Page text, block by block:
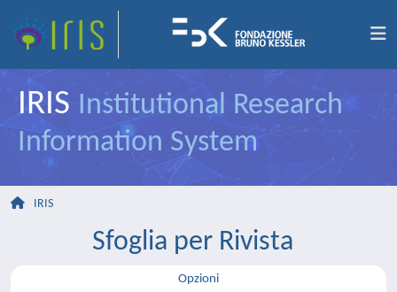
IRIS Institutional Research
Information System
IRIS
Sfoglia per Rivista
Opzioni